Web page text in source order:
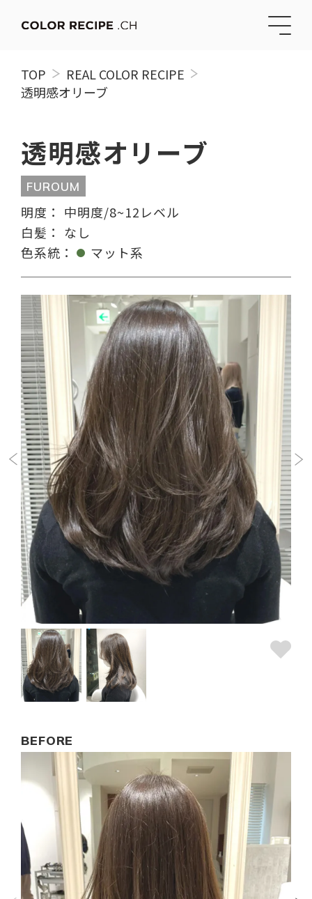
TOP
REAL COLOR RECIPE
透明感オリーブ
透明感オリーブ
FUROUM
明度： 中明度/8~12レベル
白髪： なし
色系統：
マット系
BEFORE